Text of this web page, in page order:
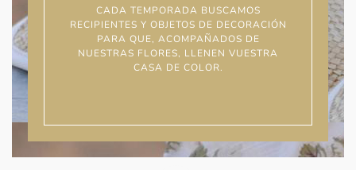
CADA TEMPORADA BUSCAMOS
RECIPIENTES Y OBJETOS DE DECORACIÓN
PARA QUE, ACOMPAÑADOS DE
NUESTRAS FLORES, LLENEN VUESTRA
CASA DE COLOR.